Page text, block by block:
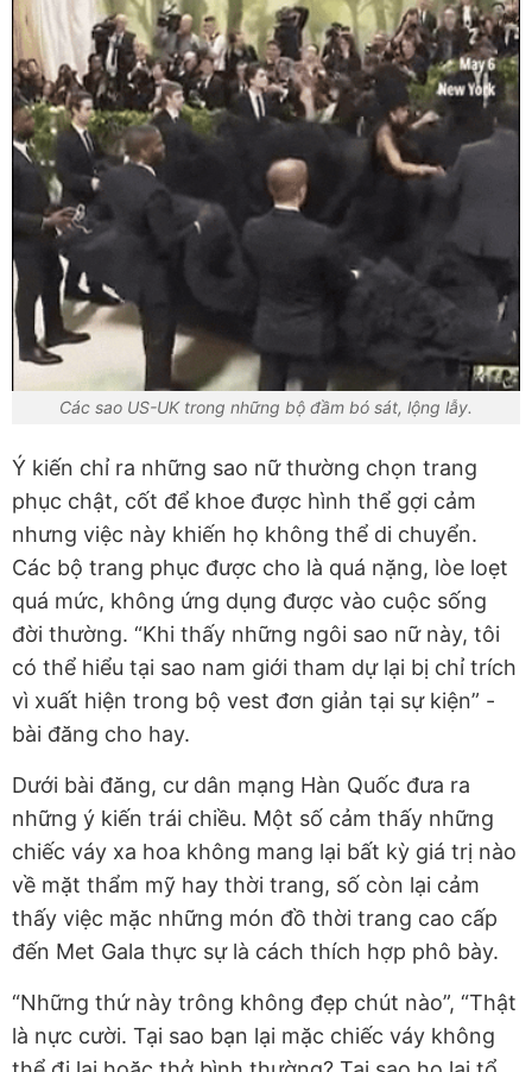
Các sao US-UK trong những bộ đầm bó sát, lộng lẫy.
Ý kiến chỉ ra những sao nữ thường chọn trang
phục chật, cốt để khoe được hình thể gợi cảm
nhưng việc này khiến họ không thể di chuyển.
Các bộ trang phục được cho là quá nặng, lòe loẹt
quá mức, không ứng dụng được vào cuộc sống
đời thường. “Khi thấy những ngôi sao nữ này, tôi
có thể hiểu tại sao nam giới tham dự lại bị chỉ trích
vì xuất hiện trong bộ vest đơn giản tại sự kiện” -
bài đăng cho hay.
Dưới bài đăng, cư dân mạng Hàn Quốc đưa ra
những ý kiến trái chiều. Một số cảm thấy những
chiếc váy xa hoa không mang lại bất kỳ giá trị nào
về mặt thẩm mỹ hay thời trang, số còn lại cảm
thấy việc mặc những món đồ thời trang cao cấp
đến Met Gala thực sự là cách thích hợp phô bày.
“Những thứ này trông không đẹp chút nào”, “Thật
là nực cười. Tại sao bạn lại mặc chiếc váy không